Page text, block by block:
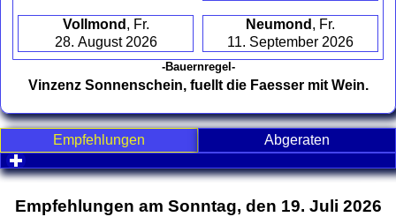
Vollmond , Fr.
28. August 2026
Neumond , Fr.
11. September 2026
-Bauernregel-
Vinzenz Sonnenschein, fuellt die Faesser mit Wein.
Empfehlungen
Abgeraten
click to expand contents
Empfehlungen am Sonntag, den 19. Juli 2026